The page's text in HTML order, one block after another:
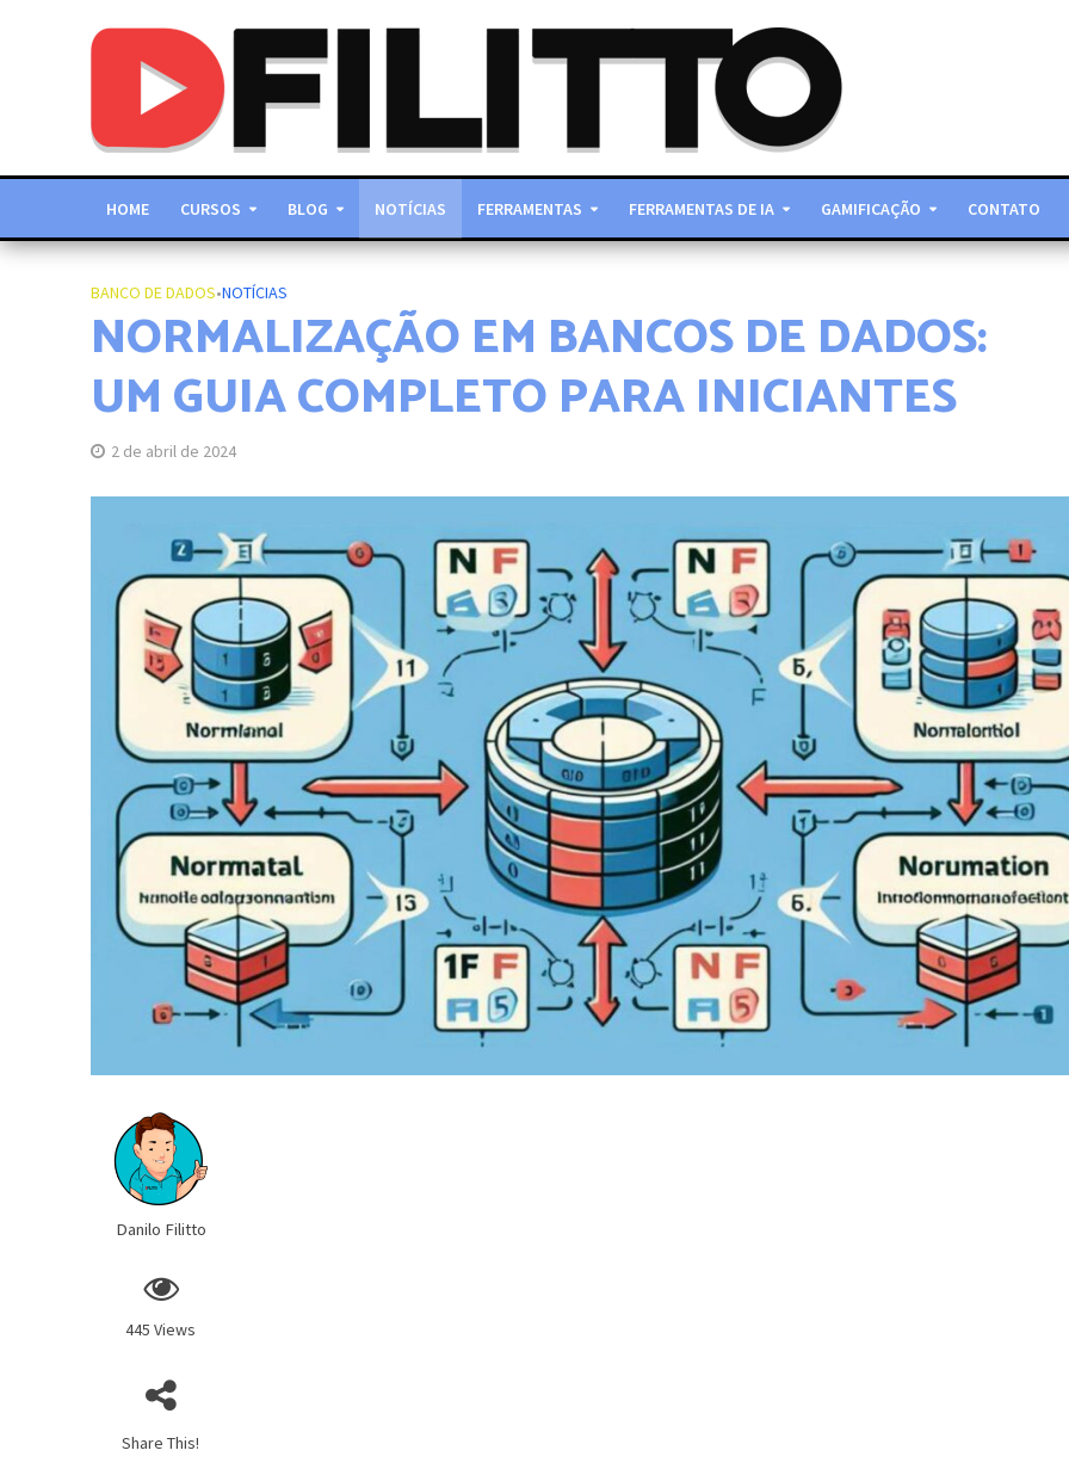
HOME CURSOS BLOG NOTÍCIAS FERRAMENTAS FERRAMENTAS DE IA GAMIFICAÇÃO CONTATO
BANCO DE DADOS•NOTÍCIAS
NORMALIZAÇÃO EM BANCOS DE DADOS:
UM GUIA COMPLETO PARA INICIANTES
2 de abril de 2024
Danilo Filitto
445 Views
Share This!